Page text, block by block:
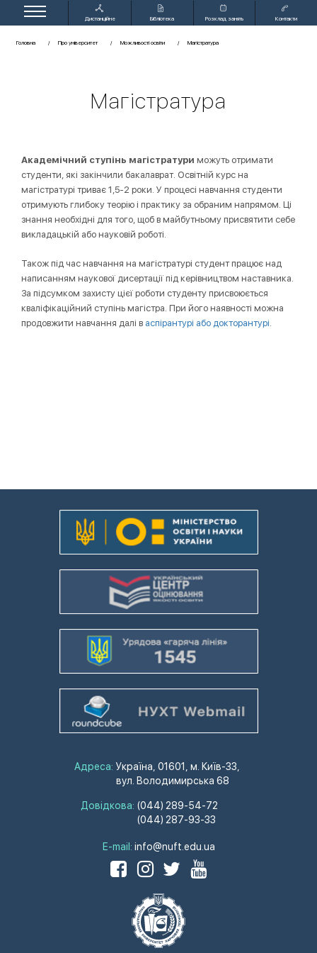
Дистанційне
Бібліотека Розклад занять Контакти
Головна Про університет Можливості освіти Магістратура
Магістратура
Академічний ступінь магістратури можуть отримати
студенти, які закінчили бакалаврат. Освітній курс на
магістратурі триває 1,5-2 роки. У процесі навчання студенти
отримують глибоку теорію і практику за обраним напрямом. Ці
знання необхідні для того, щоб в майбутньому присвятити себе
викладацькій або науковій роботі.
Також під час навчання на магістратурі студент працює над
написанням наукової дисертації під керівництвом наставника.
За підсумком захисту цієї роботи студенту присвоюється
кваліфікаційний ступінь магістра. При його наявності можна
продовжити навчання далі в аспірантурі або докторантурі.
Адреса: Україна, 01601, м. Київ-33,
вул. Володимирська 68
Довідкова: (044) 289-54-72
(044) 287-93-33
E-mail: info@nuft.edu.ua